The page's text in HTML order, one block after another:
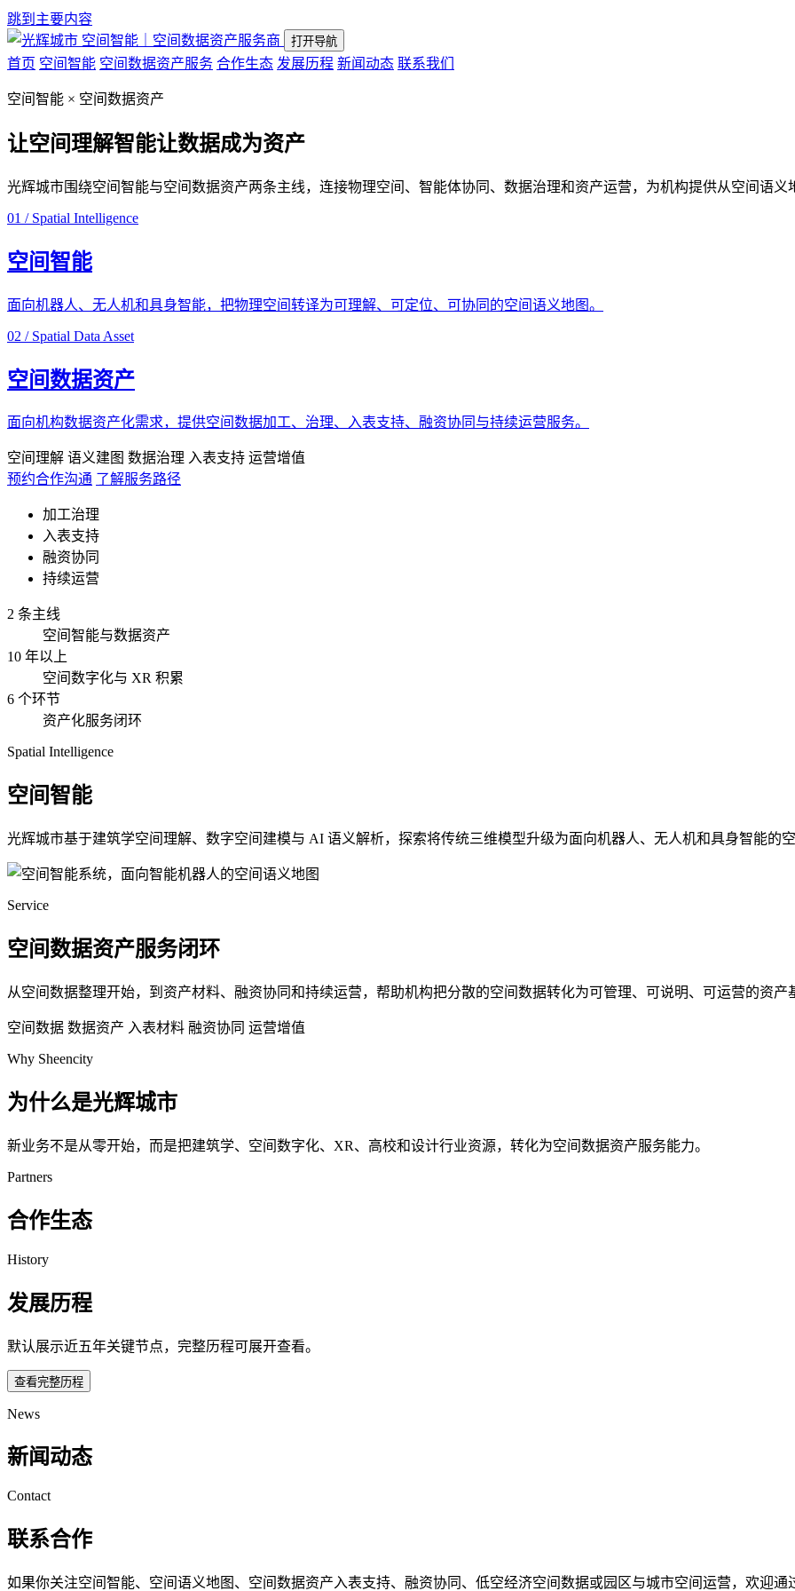
跳到主要内容
空间智能｜空间数据资产服务商
打开导航
首页 空间智能 空间数据资产服务 合作生态 发展历程 新闻动态 联系我们
空间智能 × 空间数据资产
让空间理解智能让数据成为资产
光辉城市围绕空间智能与空间数据资产两条主线，连接物理空间、智能体协同、数据治理和资产运营，为机构提供从空间语义
01 / Spatial Intelligence
空间智能
面向机器人、无人机和具身智能，把物理空间转译为可理解、可定位、可协同的空间语义地图。
02 / Spatial Data Asset
空间数据资产
面向机构数据资产化需求，提供空间数据加工、治理、入表支持、融资协同与持续运营服务。
空间理解 语义建图 数据治理 入表支持 运营增值
预约合作沟通 了解服务路径
加工治理
入表支持
融资协同
持续运营
2 条主线
空间智能与数据资产
10 年以上
空间数字化与 XR 积累
6 个环节
资产化服务闭环
Spatial Intelligence
空间智能
光辉城市基于建筑学空间理解、数字空间建模与 AI 语义解析，探索将传统三维模型升级为面向机器人、无人机和具身智能的空
Service
空间数据资产服务闭环
从空间数据整理开始，到资产材料、融资协同和持续运营，帮助机构把分散的空间数据转化为可管理、可说明、可运营的资产
空间数据 数据资产 入表材料 融资协同 运营增值
Why Sheencity
为什么是光辉城市
新业务不是从零开始，而是把建筑学、空间数字化、XR、高校和设计行业资源，转化为空间数据资产服务能力。
Partners
合作生态
History
发展历程
默认展示近五年关键节点，完整历程可展开查看。
查看完整历程
News
新闻动态
Contact
联系合作
如果你关注空间智能、空间语义地图、空间数据资产入表支持、融资协同、低空经济空间数据或园区与城市空间运营，欢迎通